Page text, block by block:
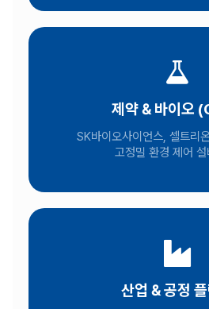
제약 & 바이오
SK바이오사이언스, 셀트리
고정밀 환경 제어
산업 & 공정